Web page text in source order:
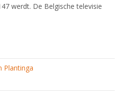
werdt. De Belgische televisie
Plantinga